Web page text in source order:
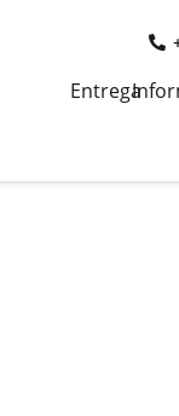
Entrega